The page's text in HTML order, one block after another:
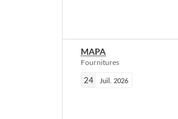
MAPA
Fournitures
24 Juil. 2026